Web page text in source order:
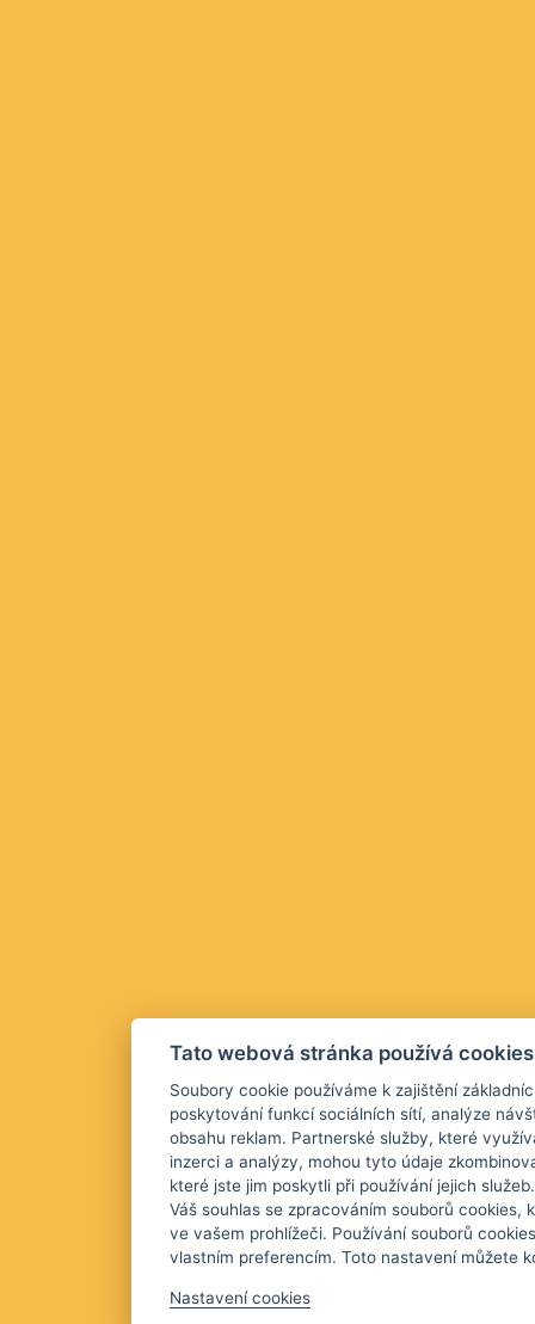
Tato webová stránka používá cookies
Soubory cookie používáme k zajištění
poskytování funkcí sociálních sítí, analýze
obsahu reklam. Partnerské služby, které
inzerci a analýzy, mohou tyto údaje
které jste jim poskytli při používání jejich
Váš souhlas se zpracováním souborů cookies,
ve vašem prohlížeči. Používání souborů
vlastním preferencím. Toto nastavení můžete
Nastavení cookies